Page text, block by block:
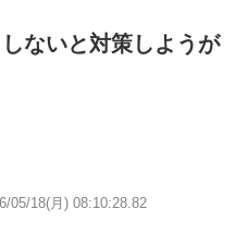
ないと対策しようが
05/18(月) 08:10:28.82